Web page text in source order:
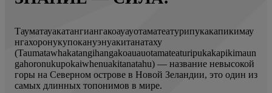
Тауматауакатангиангакоауауотаматеатурипукакапикимау
нгахоронукупокануэнуакитанатаху
(Taumatawhakatangihangakoauauotamateaturipukakapikimaun
gahoronukupokaiwhenuakitanatahu) — название невысокой
горы на Северном острове в Новой Зеландии, это один из
самых длинных топонимов в мире.